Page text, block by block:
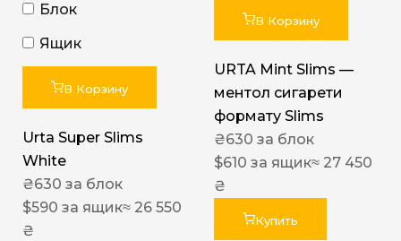
Блок
Ящик
В Корзину
Urta Super Slims
White
₴630 за блок
$590 за ящик≈ 26 550
₴
В Корзину
URTA Mint Slims —
ментол сигарети
формату Slims
₴630 за блок
$610 за ящик≈ 27 450
₴
Купить